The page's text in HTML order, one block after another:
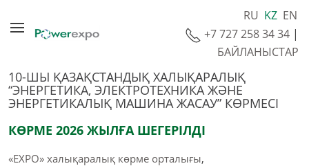
RU KZ EN
+7 727 258 34 34 |
БАЙЛАНЫСТАР
10-ШЫ ҚАЗАҚСТАНДЫҚ ХАЛЫҚАРАЛЫҚ
“ЭНЕРГЕТИКА, ЭЛЕКТРОТЕХНИКА ЖӘНЕ
ЭНЕРГЕТИКАЛЫҚ МАШИНА ЖАСАУ” КӨРМЕСІ
КӨРМЕ 2026 ЖЫЛҒА ШЕГЕРІЛДІ
«EXPO» халықаралық көрме орталығы,